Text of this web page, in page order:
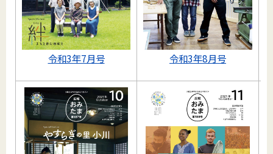
令和3年7月号 令和3年8月号